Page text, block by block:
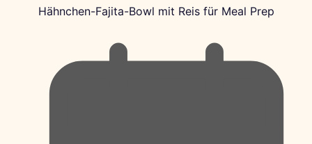
Hähnchen-Fajita-Bowl mit Reis für Meal Prep